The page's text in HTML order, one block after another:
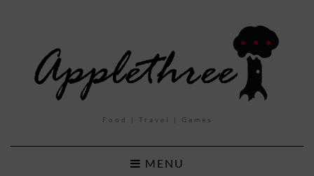
Food | Travel | Games
MENU